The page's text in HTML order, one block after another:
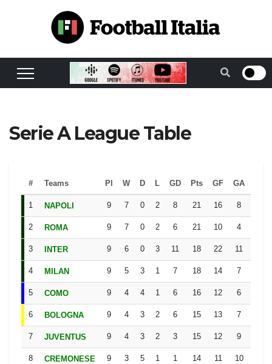
Serie A League Table
# Teams Pl W D L GD Pts GF GA
1 NAPOLI 9 7 0 2 8 21 16 8
2 ROMA 9 7 0 2 6 21 10 4
3 INTER 9 6 0 3 11 18 22 11
4 MILAN 9 5 3 1 7 18 14 7
5 COMO 9 4 4 1 6 16 12 6
6 BOLOGNA 9 4 3 2 6 15 13 7
7 JUVENTUS 9 4 3 2 3 15 12 9
8 CREMONESE 9 3 5 1 1 14 11 10